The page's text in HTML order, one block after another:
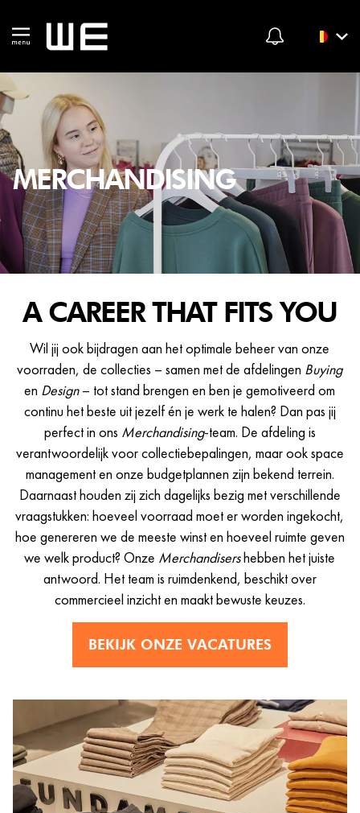
MERCHANDISING
A CAREER THAT FITS YOU
Wil jij ook bijdragen aan het optimale beheer van onze
voorraden, de collecties – samen met de afdelingen Buying
en Design– tot stand brengen en ben je gemotiveerd om
continu het beste uit jezelf én je werk te halen? Dan pas jij
perfect in ons Merchandising-team. De afdeling is
verantwoordelijk voor collectiebepalingen, maar ook space
management en onze budgetplannen zijn bekend terrein.
Daarnaast houden zij zich dagelijks bezig met verschillende
vraagstukken: hoeveel voorraad moet er worden ingekocht,
hoe genereren we de meeste winst en hoeveel ruimte geven
we welk product? Onze Merchandisershebben het juiste
antwoord. Het team is ruimdenkend, beschikt over
commercieel inzicht en maakt bewuste keuzes.
BEKIJK ONZE VACATURES